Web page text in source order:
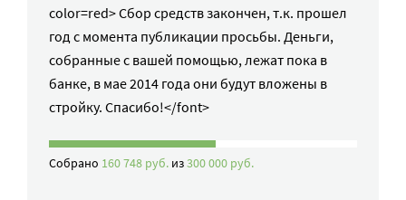
color=red> Сбор средств закончен, т.к. прошел
год с момента публикации просьбы. Деньги,
собранные с вашей помощью, лежат пока в
банке, в мае 2014 года они будут вложены в
стройку. Спасибо!</font>
Собрано 160 748 руб. из300 000 руб.